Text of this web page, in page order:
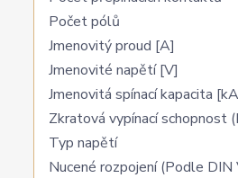
Počet pólů
Jmenovitý proud [A]
Jmenovité napětí [V]
Jmenovitá spínací kapacita
Zkratová vypínací schopnost
Typ napětí
Nucené rozpojení (Podle